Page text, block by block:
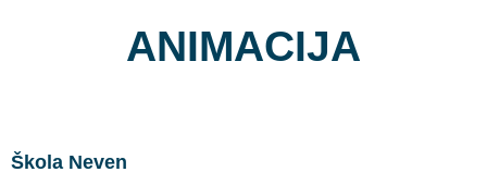
ANIMACIJA
Škola Neven